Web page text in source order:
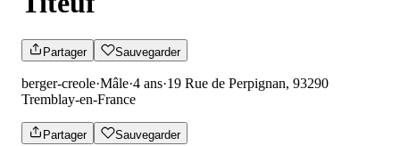
Partager Sauvegarder
berger-creole·Mâle·4 ans·19 Rue de Perpignan, 93290
Tremblay-en-France
Partager Sauvegarder